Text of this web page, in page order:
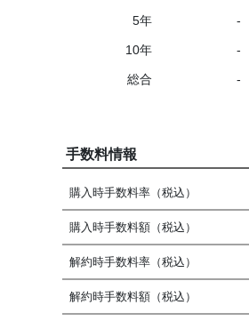
5年 -
10年 -
総合 -
手数料情報
購入時手数料率（税込）
購入時手数料額（税込）
解約時手数料率（税込）
解約時手数料額（税込）